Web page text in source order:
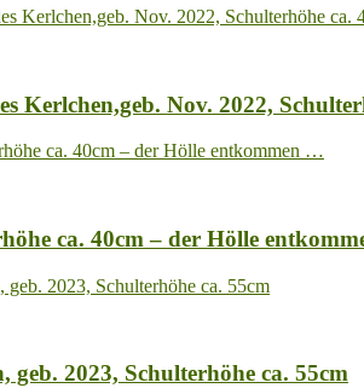
Kerlchen,geb. Nov. 2022,
ca. 40cm – der Hölle
2023, Schulterhöhe ca. 55cm